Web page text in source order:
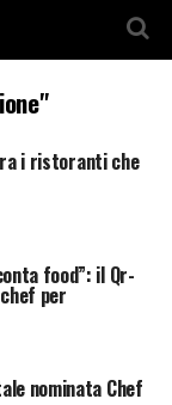
i ristoranti che
food”: il Qr-
per
nominata Chef